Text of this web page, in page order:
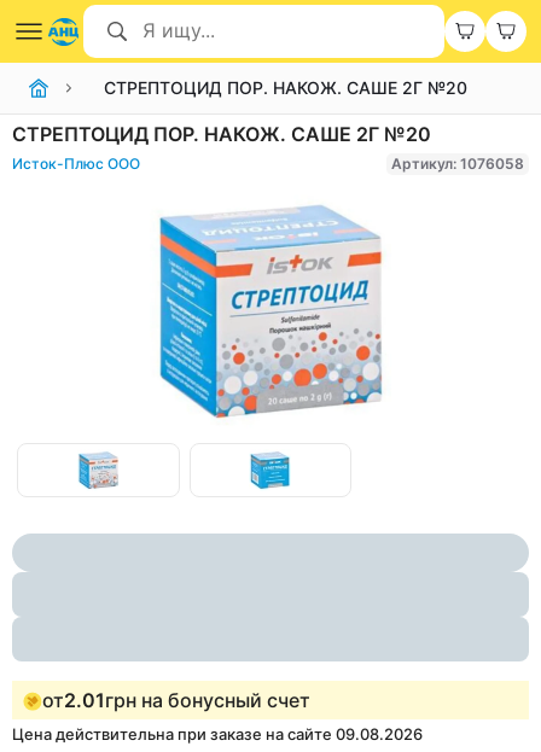
СТРЕПТОЦИД ПОР. НАКОЖ. САШЕ 2Г №20
СТРЕПТОЦИД ПОР. НАКОЖ. САШЕ 2Г №20
Исток-Плюс ООО Артикул: 1076058
Item
of
1
of
от2.01грн на бонусный счет
Цена действительна при заказе на сайте 09.08.2026